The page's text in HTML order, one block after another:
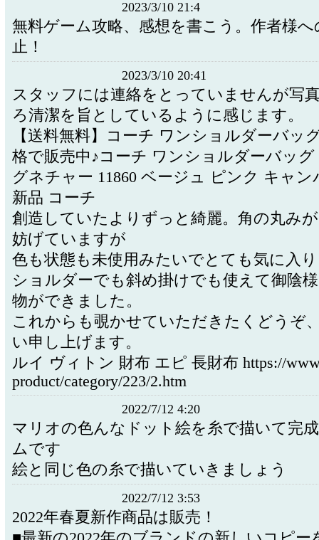
2023/3/10 21:4
無料ゲーム攻略、感想を書こう。作者様へ
止！
2023/3/10 20:41
スタッフには連絡をとっていませんが写
ろ清潔を旨としているように感じます。
【送料無料】コーチ ワンショルダーバッ
格で販売中♪コーチ ワンショルダーバッ
グネチャー 11860 ベージュ ピンク キャン
新品 コーチ
創造していたよりずっと綺麗。角の丸み
妨げていますが
色も状態も未使用みたいでとても気に入
ショルダーでも斜め掛けでも使えて御陰
物ができました。
これからも覗かせていただきたくどうぞ
い申し上げます。
ルイ ヴィトン 財布 エピ 長財布 https://
product/category/223/2.htm
2022/7/12 4:20
マリオの色んなドット絵を糸で描いて完
ムです
絵と同じ色の糸で描いていきましょう
2022/7/12 3:53
2022年春夏新作商品は販売！